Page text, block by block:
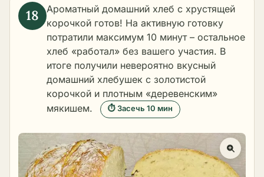
Ароматный домашний хлеб с хрустящей
корочкой готов! На активную готовку
потратили максимум 10 минут – остальное
хлеб «работал» без вашего участия. В
итоге получили невероятно вкусный
домашний хлебушек с золотистой
корочкой и плотным «деревенским»
мякишем.
⏱ Засечь 10 мин